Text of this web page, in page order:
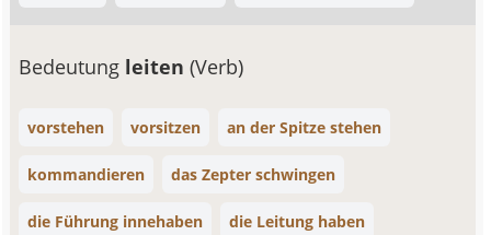
Bedeutung leiten(Verb)
vorstehen vorsitzen an der Spitze stehen
kommandieren das Zepter schwingen
die Führung innehaben die Leitung haben